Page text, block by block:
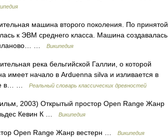
машина второго поколения. По принятой
к ЭВМ среднего класса. Машина создавалась
планово… …
Википедия
река бельгийской Галлии, о которой
имеет начало в Arduenna silva и изливается в
в… …
Реальный словарь классических древностей
2003) Открытый простор Open Range Жанр
Кевин К …
Википедия
Open Range Жанр вестерн … Википедия